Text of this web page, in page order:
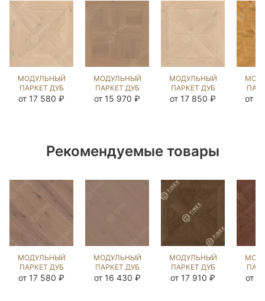
МОДУЛЬНЫЙ
ПАРКЕТ ДУБ
КЛИССОН
от 17 580 ₽
МОДУЛЬНЫЙ
ПАРКЕТ ДУБ
ШОМОН
от 15 970 ₽
МОДУЛЬНЫЙ
ПАРКЕТ ДУБ
ШЕНОНСО
от 17 850 ₽ от
Рекомендуемые товары
МОДУЛЬНЫЙ
ПАРКЕТ ДУБ
ВИНСЕН
от 17 580 ₽
МОДУЛЬНЫЙ
ПАРКЕТ ДУБ
ВИНСЕН
от 16 430 ₽
МОДУЛЬНЫЙ
ПАРКЕТ ДУБ
ШЕНОНСО
от 17 910 ₽ от